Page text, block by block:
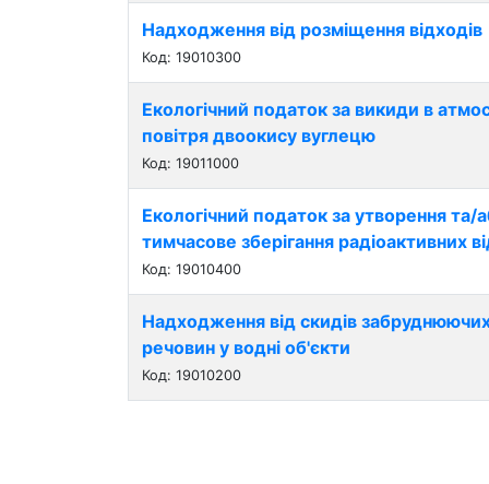
Надходження від розміщення відходів
Код: 19010300
Екологічний податок за викиди в
повітря двоокису вуглецю
Код: 19011000
Екологічний податок за утворення та/
тимчасове зберігання радіоактивних
Код: 19010400
Надходження від скидів
речовин у водні об'єкти
Код: 19010200